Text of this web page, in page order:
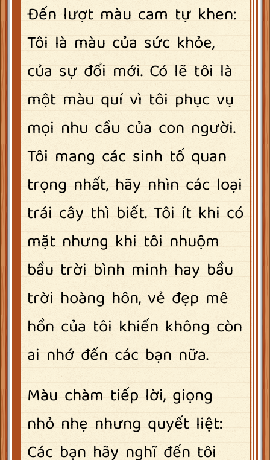
Đến lượt màu cam tự khen:
Tôi là màu của sức khỏe,
của sự đổi mới. Có lẽ tôi là
một màu quí vì tôi phục vụ
mọi nhu cầu của con người.
Tôi mang các sinh tố quan
trọng nhất, hãy nhìn các loại
trái cây thì biết. Tôi ít khi có
mặt nhưng khi tôi nhuộm
bầu trời bình minh hay bầu
trời hoàng hôn, vẻ đẹp mê
hồn của tôi khiến không còn
ai nhớ đến các bạn nữa.
Màu chàm tiếp lời, giọng
nhỏ nhẹ nhưng quyết liệt:
Các bạn hãy nghĩ đến tôi